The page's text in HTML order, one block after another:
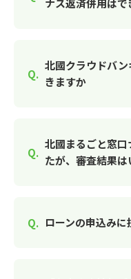
ナス返済併用はで
北國クラウドバ
きますか
北國まるごと窓
たが、審査結果
ローンの申込み